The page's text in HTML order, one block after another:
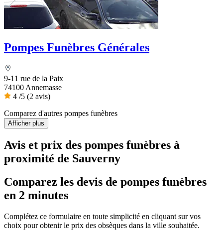
Pompes Funèbres Générales
9-11 rue de la Paix
74100 Annemasse
4 /5 (2 avis)
Comparez d'autres pompes funèbres
Afficher plus
Avis et prix des pompes funèbres à
proximité de Sauverny
Comparez les devis de pompes funèbres
en 2 minutes
Complétez ce formulaire en toute simplicité en cliquant sur vos
choix pour obtenir le prix des obsèques dans la ville souhaitée.